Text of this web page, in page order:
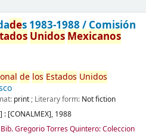
des 1983-1988 / Comisión
Unidos Mexicanos
de los Estados Unidos
print; Literary form: Not fiction
: [CONALMEX], 1988
Bib. Gregorio Torres Quintero: Coleccion